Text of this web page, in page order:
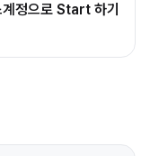
정으로 Start 하기